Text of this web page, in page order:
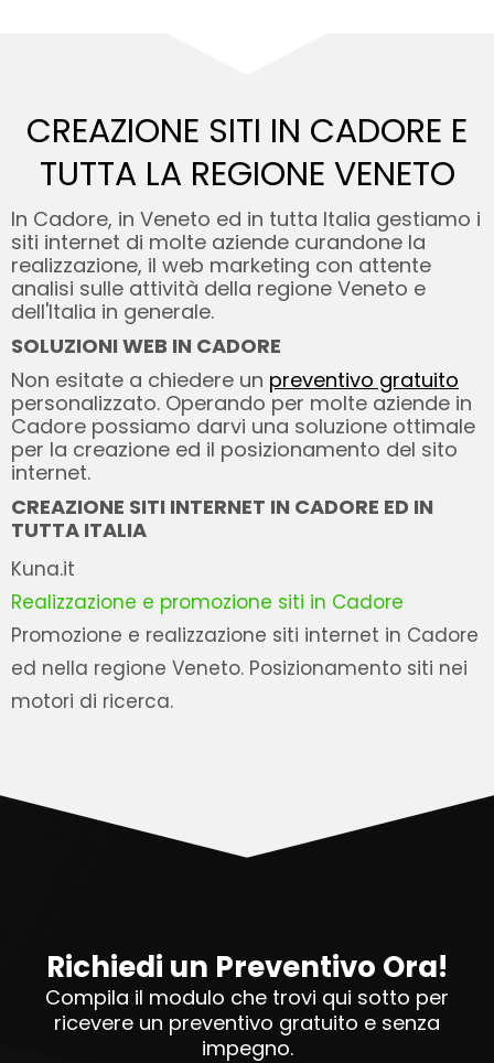
CREAZIONE SITI IN CADORE E
TUTTA LA REGIONE VENETO
In Cadore, in Veneto ed in tutta Italia gestiamo i
siti internet di molte aziende curandone la
realizzazione, il web marketing con attente
analisi sulle attività della regione Veneto e
dell'Italia in generale.
SOLUZIONI WEB IN CADORE
Non esitate a chiedere un preventivo gratuito
personalizzato. Operando per molte aziende in
Cadore possiamo darvi una soluzione ottimale
per la creazione ed il posizionamento del sito
internet.
CREAZIONE SITI INTERNET IN CADORE ED IN
TUTTA ITALIA
Kuna.it
Realizzazione e promozione siti in Cadore
Promozione e realizzazione siti internet in Cadore
ed nella regione Veneto. Posizionamento siti nei
motori di ricerca.
Richiedi un Preventivo Ora!
Compila il modulo che trovi qui sotto per
ricevere un preventivo gratuito e senza
impegno.